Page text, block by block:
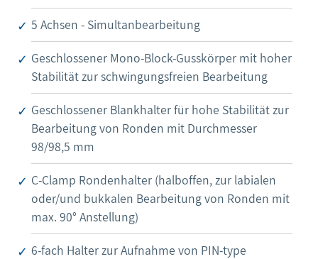
5 Achsen - Simultanbearbeitung
Geschlossener Mono-Block-Gusskörper mit hoher
Stabilität zur schwingungsfreien Bearbeitung
Geschlossener Blankhalter für hohe Stabilität zur
Bearbeitung von Ronden mit Durchmesser
98/98,5 mm
C-Clamp Rondenhalter (halboffen, zur labialen
oder/und bukkalen Bearbeitung von Ronden mit
max. 90° Anstellung)
6-fach Halter zur Aufnahme von PIN-type